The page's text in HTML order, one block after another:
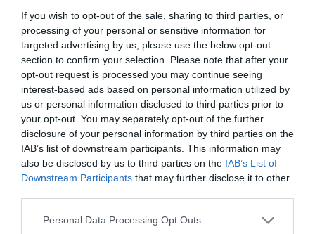
If you wish to opt-out of the sale, sharing to third parties, or
processing of your personal or sensitive information for
targeted advertising by us, please use the below opt-out
section to confirm your selection. Please note that after your
opt-out request is processed you may continue seeing
interest-based ads based on personal information utilized by
us or personal information disclosed to third parties prior to
your opt-out. You may separately opt-out of the further
disclosure of your personal information by third parties on the
IAB’s list of downstream participants. This information may
also be disclosed by us to third parties on the IAB’s List of
Downstream Participants that may further disclose it to other
Personal Data Processing Opt Outs
Vnútorná časť a lícnice: odnímateľné a prateľné.
Pripravené pre SMART HJC 11B, 21B a 50B Bluetooth
(predávajú sa samostatne).
Zapínanie: titánový dvojitý D-krúžok.
Drážky na okuliare zabezpečujú pohodlie pre jazdcov
s okuliarmi.
Balenie:
PINLOCK 120 XLTDKS642
Zapínanie: